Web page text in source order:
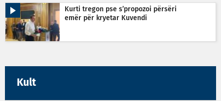
Kurti tregon pse s’propozoi përsëri
emër për kryetar Kuvendi
Kult